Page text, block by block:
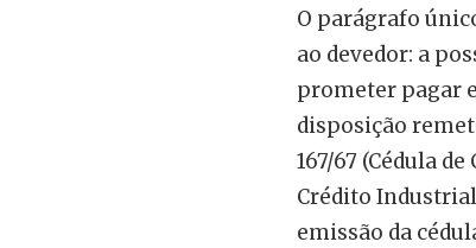
O parágrafo
ao devedor: a
prometer pagar
disposição
167/67 (Cédula
Crédito
emissão da